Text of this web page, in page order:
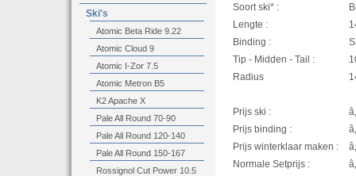
Soort ski* :
Lengte :
Binding :
Tip - Midden - Tail :
Radius
Prijs ski :
Prijs binding :
Prijs winterklaar maken :
Normale Setprijs :
Ski's
Atomic Beta Ride 9.22
Atomic Cloud 9
Atomic I-Zor 7.5
Atomic Metron B5
K2 Apache X
Pale All Round 70-90
Pale All Round 120-140
Pale All Round 150-167
Rossignol Cut Power 10.5